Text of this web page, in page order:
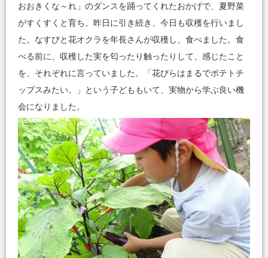
おおきくな～れ」のダンスを踊ってくれたおかげで、夏野菜
がすくすくと育ち、昨日に引き続き、今日も収穫を行いまし
た。なすびと花オクラを年長さんが収穫し、食べました。食
べる前に、収穫した実を匂ったり触ったりして、感じたこと
を、それぞれに言っていました。「花びらはまるでポテトチ
ップスみたい。」という子どももいて、実物から学ぶ良い機
会になりました。